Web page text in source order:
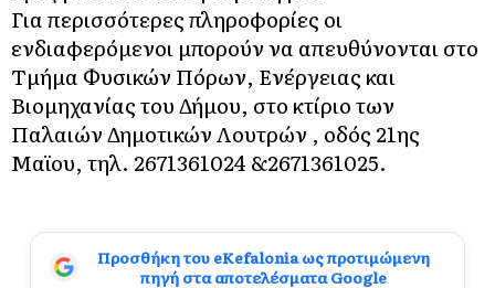
Για περισσότερες πληροφορίες οι
ενδιαφερόμενοι μπορούν να απευθύνονται στο
Τμήμα Φυσικών Πόρων, Ενέργειας και
Βιομηχανίας του Δήμου, στο κτίριο των
Παλαιών Δημοτικών Λουτρών , οδός 21ης
Μαϊου, τηλ. 2671361024 &2671361025.
Προσθήκη του eKefalonia ως προτιμώμενη
πηγή στα αποτελέσματα Google